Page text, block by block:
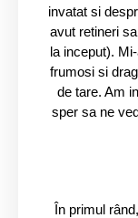
invatat si
avut retineri
la inceput).
frumosi si
de tare. Am
sper sa ne
În primul